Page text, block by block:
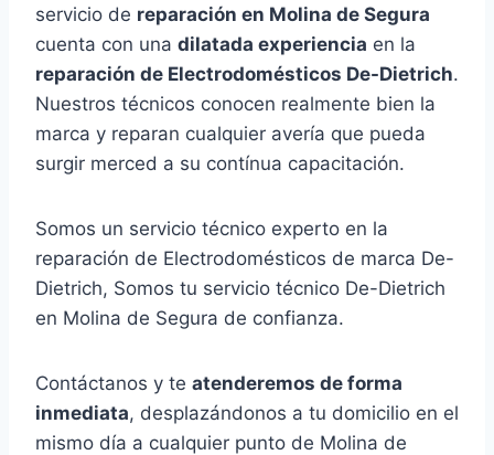
servicio de reparación en Molina de Segura
cuenta con una dilatada experiencia en la
reparación de Electrodomésticos De-Dietrich.
Nuestros técnicos conocen realmente bien la
marca y reparan cualquier avería que pueda
surgir merced a su contínua capacitación.
Somos un servicio técnico experto en la
reparación de Electrodomésticos de marca De-
Dietrich, Somos tu servicio técnico De-Dietrich
en Molina de Segura de confianza.
Contáctanos y te atenderemos de forma
inmediata, desplazándonos a tu domicilio en el
mismo día a cualquier punto de Molina de